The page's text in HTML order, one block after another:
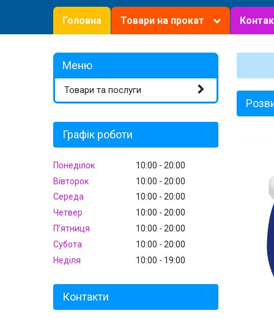
Головна Товари на прокат
Товари та послуги
Графік роботи
Понеділок 10:00
20:00
Вівторок
10:00
20:00
Середа
10:00
20:00
Четвер
10:00
20:00
Пʼятниця
10:00
20:00
Субота
10:00
20:00
Неділя
10:00 19:00
Контакти